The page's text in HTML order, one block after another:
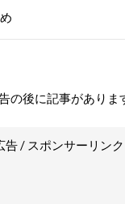
の後に記事があり
告 / スポンサーリンク